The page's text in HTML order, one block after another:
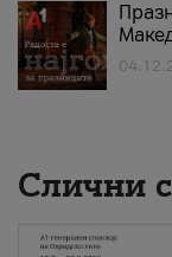
Слични